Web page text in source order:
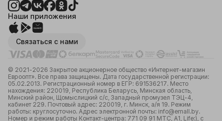
Наши приложения
Связаться с нами
© 2021-2026 Закрытое акционерное общество «Интернет-магазин
Евроопт». Все права защищены. Дата государственной регистрации:
05.02.2013. Регистрационный номер в ЕГР: 691536217. Место
нахождения: 220019, Республика Беларусь, Минская область,
Минский район, Щомыслицкий с/с, Западный промузел ТЭЦ-4,
кабинет 229. Почтовый адрес: 220019, г. Минск, а/я 19. Режим
работы: круглосуточно. Адрес электронной почты: info@emall.by.
Номер и режим работы Контакт-центра: 771 09 91 МТС, А1, Life:), с